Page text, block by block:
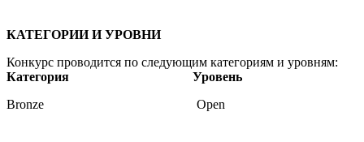
КАТЕГОРИИ И УРОВНИ
Конкурс проводится по следующим категориям и уровням:
Категория
Уровень
Bronze Open